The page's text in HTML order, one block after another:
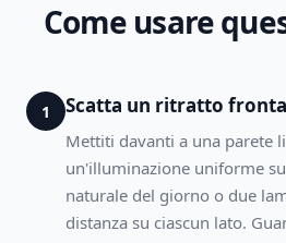
Come usare
1 Scatta un ritratto
Mettiti davanti a una parete
un'illuminazione uniforme
naturale del giorno o due
distanza su ciascun lato.